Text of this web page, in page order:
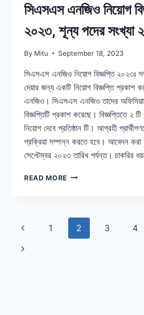
সিএসএস এনজিও নিয়োগ
২০২৩, শূন্য পদের সংখ্যা
By Mitu September 18, 2023
সিএসএস এনজিও নিয়োগ বিজ্ঞপ্তি ২০২৩ঃ
দেয়ার জন্য একটি নিয়োগ বিজ্ঞপ্তি প্রকাশ
এনজিও। সিএসএস এনজিও তাদের
বিজ্ঞপ্তিটি প্রকাশ করেছে। বিজ্ঞপ্তিতে ২
নিয়োগ দেবে প্রতিষ্ঠান টি। আগ্রহী
প্রক্রিয়া সম্পন্ন করতে হবে। আবেদন করা
সেপ্টেম্বর ২০২৩ তারিখ পর্যন্ত। চাকরির
READ MORE সিএসএস
২০২৩,
শূন্য
পদের
Page
navigation
Previous
Page
1 2 3 4
Next